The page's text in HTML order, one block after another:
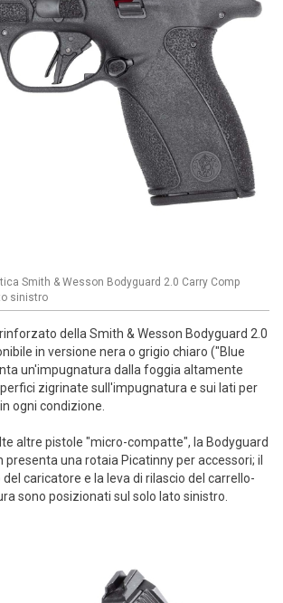
Smith & Wesson Bodyguard 2.0 Carry Comp
sinistro
della Smith & Wesson Bodyguard 2.0
in versione nera o grigio chiaro ("Blue
un'impugnatura dalla foggia altamente
zigrinate sull'impugnatura e sui lati per
ogni condizione.
altre pistole "micro-compatte", la Bodyguard
presenta una rotaia Picatinny per accessori; il
caricatore e la leva di rilascio del carrello-
sono posizionati sul solo lato sinistro.